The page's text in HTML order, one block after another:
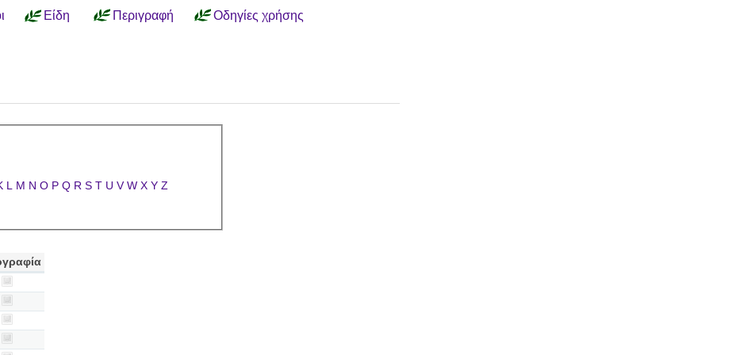
Είδη Περιγραφή Οδηγίες χρήσης
L M N O P Q R S T U V W X Y Z